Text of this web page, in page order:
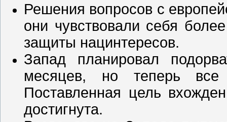
Решения вопросов с
они чувствовали себя
защиты нацинтересов.
Запад планировал
месяцев, но теперь все
Поставленная цель
достигнута.